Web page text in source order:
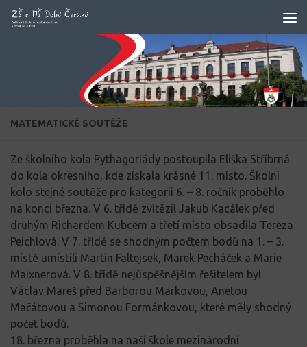
Skip to content
MATEMATICKÉ SOUTĚŽE
Ze školního kola Pythagoriády postoupila Eliška Stříbrná
do kola okresního, kde získala krásné 11. místo. Školní
kolo stejné soutěže pro kategorii 6. – 8. ročník proběhlo
na konci března. V 6. třídě zvítězil Jakub Kacálek před
druhým Richardem Kubcem a třetí místo obsadila Tereza
Peichlová. V 7. třídě se shodným počtem bodů na 1. – 3.
místě umístili Martin Faltejsek, Marek Pecháček a Marie
Maixnerová. V 8. třídě nejúspěšnějším řešitelem byl
Václav Mareš před Barborou Markovou, Anetou
Mačátovou a Simonou Formánkovou, které měly shodný
počet bodů.
18. března proběhla na naší škole mezinárodní